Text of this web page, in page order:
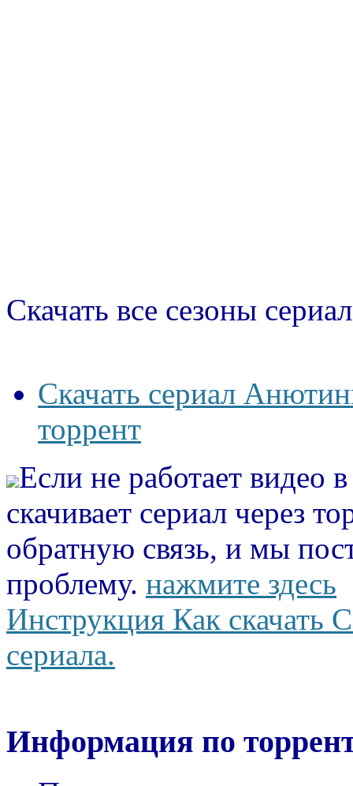
Скачать все сезоны
Скачать сериал
торрент
Если не работает видео
скачивает сериал через
обратную связь, и мы
проблему. нажмите здесь
Инструкция Как скачать
сериала.
Информация по